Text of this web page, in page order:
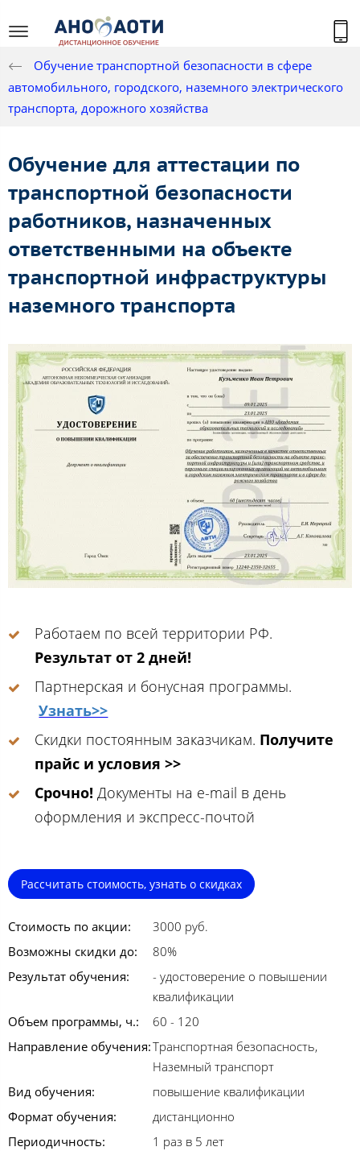
Обучение транспортной безопасности в сфере
автомобильного, городского, наземного электрического
транспорта, дорожного хозяйства
Обучение для аттестации по
транспортной безопасности
работников, назначенных
ответственными на объекте
транспортной инфраструктуры
наземного транспорта
Работаем по всей территории РФ.
Результат от 2 дней!
Партнерская и бонусная программы.
Узнать>>
Скидки постоянным заказчикам. Получите
прайс и условия >>
Срочно! Документы на e-mail в день
оформления и экспресс-почтой
Рассчитать стоимость, узнать о скидках
Стоимость по акции:
3000 руб.
Возможны скидки до:
80%
Результат обучения:
- удостоверение о повышении
квалификации
Объем программы, ч.:
60 - 120
Направление обучения:Транспортная безопасность,
Наземный транспорт
Вид обучения:
повышение квалификации
Формат обучения:
дистанционно
Периодичность:
1 раз в 5 лет